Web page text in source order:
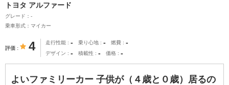
トヨタ アルファード
グレード：-
乗車形式：マイカー
評価 4 走行性能 - 乗り心地 - 燃費 -
デザイン - 積載性 - 価格 -
よいファミリーカー 子供が（４歳と０歳）居るの